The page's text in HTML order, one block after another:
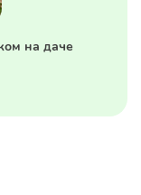
на даче